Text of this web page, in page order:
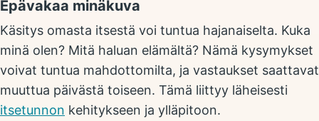
Epävakaa minäkuva
Käsitys omasta itsestä voi tuntua hajanaiselta. Kuka
minä olen? Mitä haluan elämältä? Nämä kysymykset
voivat tuntua mahdottomilta, ja vastaukset saattavat
muuttua päivästä toiseen. Tämä liittyy läheisesti
itsetunnon kehitykseen ja ylläpitoon.